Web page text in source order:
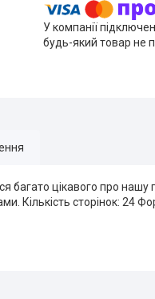
У компанії
будь-який товар не
багато цікавого про нашу
Кількість сторінок: 24